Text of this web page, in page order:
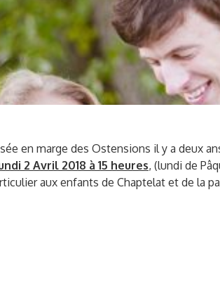
en marge des Ostensions il y a deux
2 Avril 2018 à 15 heures, (lundi de
aux enfants de Chaptelat et de la